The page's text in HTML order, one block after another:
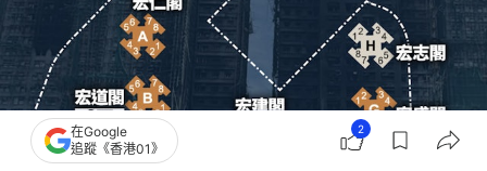
在Google
追蹤《香港01》
2